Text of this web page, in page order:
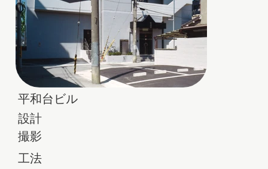
平和台ビル
設計
撮影
​工法